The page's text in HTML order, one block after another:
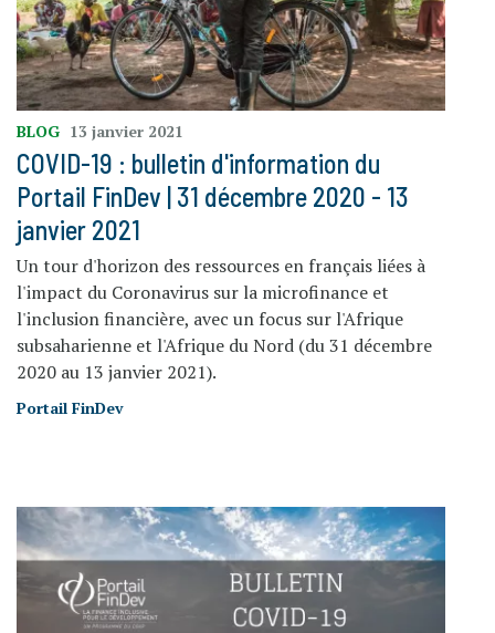
BLOG 13 janvier 2021
COVID-19 : bulletin d'information du
Portail FinDev | 31 décembre 2020 - 13
janvier 2021
Un tour d'horizon des ressources en français liées à
l'impact du Coronavirus sur la microfinance et
l'inclusion financière, avec un focus sur l'Afrique
subsaharienne et l'Afrique du Nord (du 31 décembre
2020 au 13 janvier 2021).
Portail FinDev